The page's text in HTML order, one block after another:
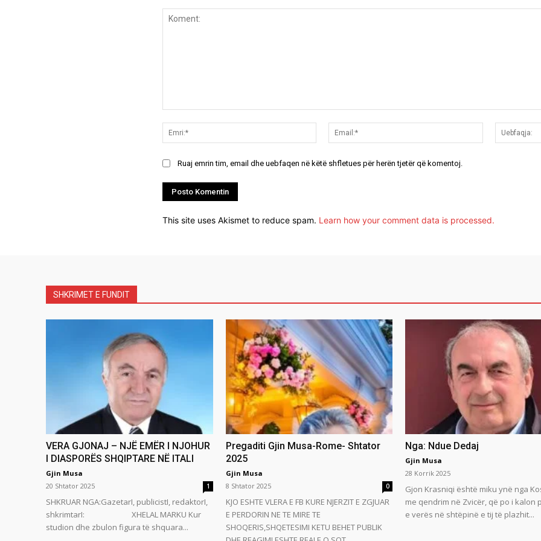
Emri:*
Email:*
Ruaj emrin tim, email dhe uebfaqen në këtë shfletues për herën tjetër që komentoj.
This site uses Akismet to reduce spam. Learn how your comment data is processed.
SHKRIMET E FUNDIT
VERA GJONAJ – NJË EMËR I NJOHUR
I DIASPORËS SHQIPTARE NË ITALI
Gjin Musa
20 Shtator 2025
1
SHKRUAR NGA:GazetarI, publicistI, redaktorI,
shkrimtarI: XHELAL MARKU Kur
studion dhe zbulon figura të shquara...
Pregaditi Gjin Musa-Rome- Shtator
2025
Gjin Musa
8 Shtator 2025
0
KJO ESHTE VLERA E FB KURE NJERZIT E ZGJUAR
E PERDORIN NE TE MIRE TE
SHOQERIS,SHQETESIMI KETU BEHET PUBLIK
Nga: Ndue Dedaj
Gjin Musa
28 Korrik 2025
Gjon Krasniqi është miku ynë nga
me qendrim në Zvicër, që po i kalon
e verës në shtëpinë e tij të plazhit...